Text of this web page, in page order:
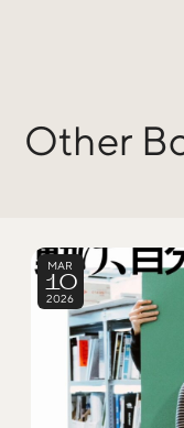
#ブランディング
#シェアオフィス
Other
MAR
10
2026